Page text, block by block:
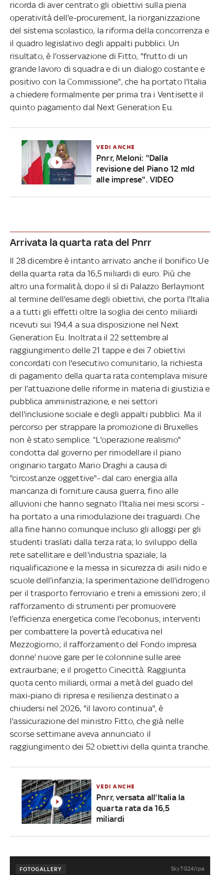
ricorda di aver centrato gli obiettivi sulla piena
operatività dell'e-procurement, la riorganizzazione
del sistema scolastico, la riforma della concorrenza e
il quadro legislativo degli appalti pubblici. Un
risultato, è l'osservazione di Fitto, "frutto di un
grande lavoro di squadra e di un dialogo costante e
positivo con la Commissione", che ha portato l'Italia
a chiedere formalmente per prima tra i Ventisette il
quinto pagamento dal Next Generation Eu.
VEDI ANCHE
Pnrr, Meloni: "Dalla
revisione del Piano 12 mld
alle imprese". VIDEO
Arrivata la quarta rata del Pnrr
Il 28 dicembre è intanto arrivato anche il bonifico Ue
della quarta rata da 16,5 miliardi di euro. Più che
altro una formalità, dopo il sì di Palazzo Berlaymont
al termine dell'esame degli obiettivi, che porta l'Italia
a a tutti gli effetti oltre la soglia dei cento miliardi
ricevuti sui 194,4 a sua disposizione nel Next
Generation Eu. Inoltrata il 22 settembre al
raggiungimento delle 21 tappe e dei 7 obiettivi
concordati con l'esecutivo comunitario, la richiesta
di pagamento della quarta rata contemplava misure
per l'attuazione delle riforme in materia di giustizia e
pubblica amministrazione, e nei settori
dell'inclusione sociale e degli appalti pubblici. Ma il
percorso per strappare la promozione di Bruxelles
non è stato semplice. “L'operazione realismo"
condotta dal governo per rimodellare il piano
originario targato Mario Draghi a causa di
"circostanze oggettive"- dal caro energia alla
mancanza di forniture causa guerra, fino alle
alluvioni che hanno segnato l'Italia nei mesi scorsi -
ha portato a una rimodulazione dei traguardi. Che
alla fine hanno comunque incluso gli alloggi per gli
studenti traslati dalla terza rata; lo sviluppo della
rete satellitare e dell'industria spaziale; la
riqualificazione e la messa in sicurezza di asili nido e
scuole dell'infanzia; la sperimentazione dell'idrogeno
per il trasporto ferroviario e treni a emissioni zero; il
rafforzamento di strumenti per promuovere
l'efficienza energetica come l'ecobonus; interventi
per combattere la povertà educativa nel
Mezzogiorno; il rafforzamento del Fondo impresa
donne' nuove gare per le colonnine sulle aree
extraurbane; e il progetto Cinecittà. Raggiunta
quota cento miliardi, ormai a metà del guado del
maxi-piano di ripresa e resilienza destinato a
chiudersi nel 2026, "il lavoro continua", è
l'assicurazione del ministro Fitto, che già nelle
scorse settimane aveva annunciato il
raggiungimento dei 52 obiettivi della quinta tranche.
VEDI ANCHE
Pnrr, versata all'Italia la
quarta rata da 16,5
miliardi
FOTOGALLERY Sky TG24/Ipa